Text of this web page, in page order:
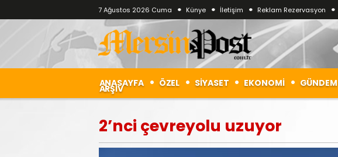
7 Ağustos 2026 Cuma Künye İletişim Reklam Rezervasyon
ANASAYFA ÖZEL SİYASET EKONOMİ GÜNDEM
ARŞİV
2’nci çevreyolu uzuyor